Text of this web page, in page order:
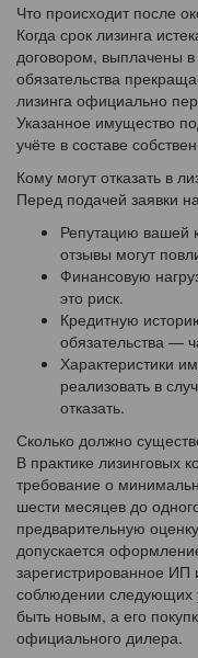
Что происходит после
Когда срок лизинга
договором, выплачены
обязательства
лизинга официально
Указанное имущество
учёте в составе
Кому могут отказать в
Перед подачей заявки
Репутацию вашей
отзывы могут
Финансовую
это риск.
Кредитную
обязательства —
Характеристики
реализовать в
отказать.
Сколько должно
В практике лизинговых
требование о
шести месяцев до
предварительную
допускается
зарегистрированное
соблюдении следующих
быть новым, а его
официального дилера.